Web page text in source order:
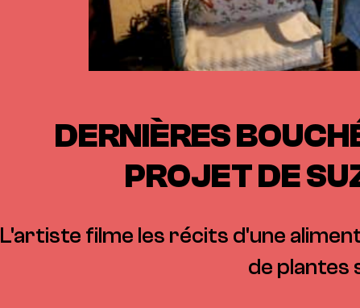
DERNIÈRES
PROJET DE
L'artiste filme les récits d'une
de plantes